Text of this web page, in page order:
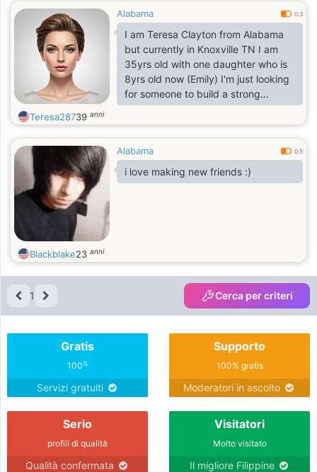
Alabama 0.3
I am Teresa Clayton from Alabama
but currently in Knoxville TN I am
35yrs old with one daughter who is
8yrs old now (Emily) I'm just looking
for someone to build a strong
friendship first to know each other
better to see where it goes from
anything else, also I believe that
communication is the key to every
successful relationship.
Teresa28739 anni
Alabama 0.5
i love making new friends :)
Blackblake23 anni
1 Cerca per criteri
Gratis
100%
Servizi gratuiti
Supporto
100% gratis
Moderatori in ascolto
Serio
profili di qualità
Qualità confermata
Visitatori
Molto visitato
Il migliore Filippine